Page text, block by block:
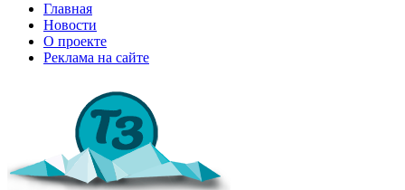
Главная
Новости
О проекте
Реклама на сайте